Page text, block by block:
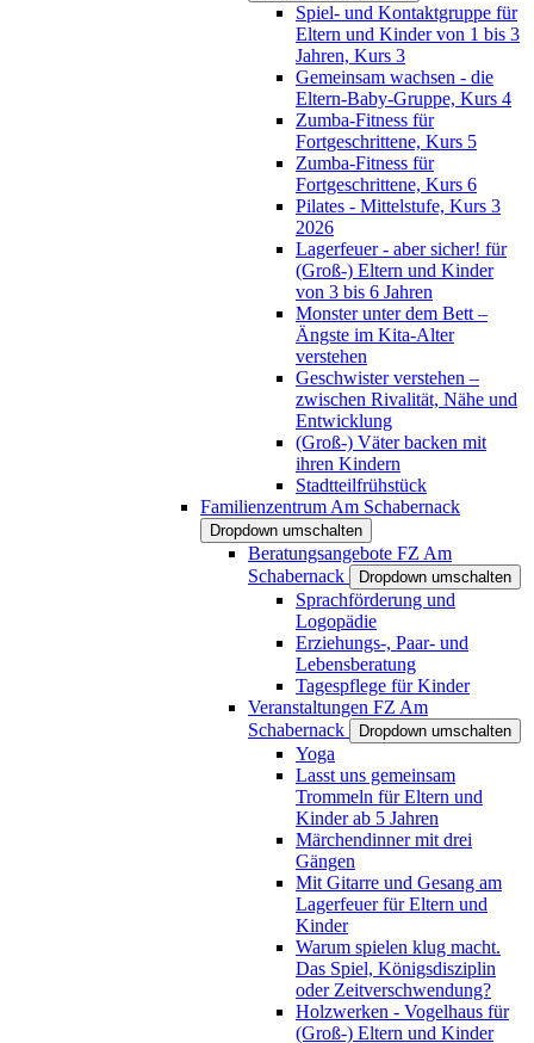
Spiel- und Kontaktgruppe für
Eltern und Kinder von 1 bis 3
Jahren, Kurs 3
Gemeinsam wachsen - die
Eltern-Baby-Gruppe, Kurs 4
Zumba-Fitness für
Fortgeschrittene, Kurs 5
Zumba-Fitness für
Fortgeschrittene, Kurs 6
Pilates - Mittelstufe, Kurs 3
2026
Lagerfeuer - aber sicher! für
(Groß-) Eltern und Kinder
von 3 bis 6 Jahren
Monster unter dem Bett –
Ängste im Kita-Alter
verstehen
Geschwister verstehen –
zwischen Rivalität, Nähe und
Entwicklung
(Groß-) Väter backen mit
ihren Kindern
Stadtteilfrühstück
Familienzentrum Am Schabernack
Dropdown umschalten
Beratungsangebote FZ Am
Schabernack
Dropdown umschalten
Sprachförderung und
Logopädie
Erziehungs-, Paar- und
Lebensberatung
Tagespflege für Kinder
Veranstaltungen FZ Am
Schabernack
Dropdown umschalten
Yoga
Lasst uns gemeinsam
Trommeln für Eltern und
Kinder ab 5 Jahren
Märchendinner mit drei
Gängen
Mit Gitarre und Gesang am
Lagerfeuer für Eltern und
Kinder
Warum spielen klug macht.
Das Spiel, Königsdisziplin
oder Zeitverschwendung?
Holzwerken - Vogelhaus für
(Groß-) Eltern und Kinder